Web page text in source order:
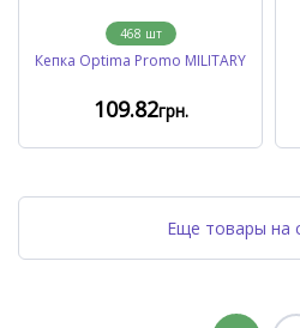
468 шт
Кепка Optima Promo MILITARY
109.82грн.
Еще товары на